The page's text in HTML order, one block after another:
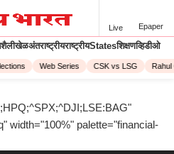
Live Epaper
खेळअंतराष्ट्रीयराष्ट्रीयStatesशिक्षणव्हिडीओ
Web Series CSK vs LSG Rahul
width="100%" palette="financial-